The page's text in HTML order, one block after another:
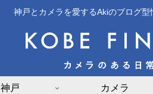
神戸とカメラを愛するAkiのブログ型
神戸 カメラ